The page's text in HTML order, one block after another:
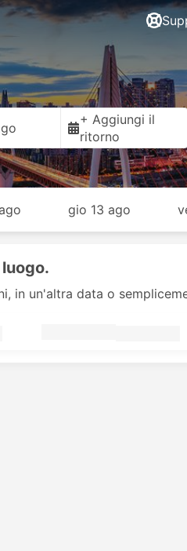
+ Aggiungi il
ritorno
gio 13 ago
in un'altra data o